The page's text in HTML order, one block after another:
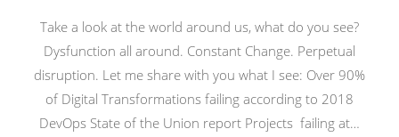
Take a look at the world around us, what do you see?
Dysfunction all around. Constant Change. Perpetual
disruption. Let me share with you what I see: Over 90%
of Digital Transformations failing according to 2018
DevOps State of the Union report Projects failing at…